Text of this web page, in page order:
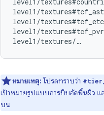
level1/
level1/
level1/
หมายเหตุ: โปรดทราบว่า
เป้าหมายรูปแบบการบีบอัดพื้นผิว แล
บน